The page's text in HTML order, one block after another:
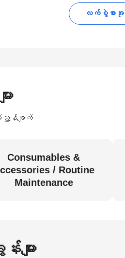
လက်စွဲစာအု
း
လမ်းညွှန်ချက်
Consumables &
/ Routine
Maintenance
းများ